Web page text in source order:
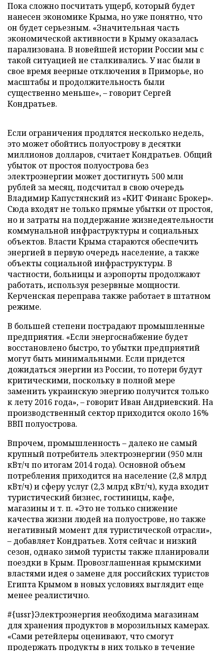
Пока сложно посчитать ущерб, который будет
нанесен экономике Крыма, но уже понятно, что
он будет серьезным. «Значительная часть
экономической активности в Крыму оказалась
парализована. В новейшей истории России мы с
такой ситуацией не сталкивались. У нас были в
свое время веерные отключения в Приморье, но
масштабы и продолжительность были
существенно меньше», – говорит Сергей
Кондратьев.
Если ограничения продлятся несколько недель,
это может обойтись полуострову в десятки
миллионов долларов, считает Кондратьев. Общий
убыток от простоя полуострова без
электроэнергии может достигнуть 500 млн
рублей за месяц, подсчитал в свою очередь
Владимир Капустянский из «КИТ Финанс Брокер».
Сюда входят не только прямые убытки от простоя,
но и затраты на поддержание жизнедеятельности
коммунальной инфраструктуры и социальных
объектов. Власти Крыма стараются обеспечить
энергией в первую очередь население, а также
объекты социальной инфраструктуры. В
частности, больницы и аэропорты продолжают
работать, используя резервные мощности.
Керченская переправа также работает в штатном
режиме.
В большей степени пострадают промышленные
предприятия. «Если энергоснабжение будет
восстановлено быстро, то убытки предприятий
могут быть минимальными. Если придется
дожидаться энергии из России, то потери будут
критическими, поскольку в полной мере
заменить украинскую энергию получится только
к лету 2016 года», – говорит Иван Андриевский. На
производственный сектор приходится около 16%
ВВП полуострова.
Впрочем, промышленность – далеко не самый
крупный потребитель электроэнергии (950 млн
кВт/ч по итогам 2014 года). Основной объем
потребления приходится на население (2,8 млрд
кВт/ч) и сферу услуг (2,3 млрд кВт/ч), куда входит
туристический бизнес, гостиницы, кафе,
магазины и т. п. «Это не только снижение
качества жизни людей на полуострове, но также
негативный момент для туристической отрасли»,
– добавляет Кондратьев. Хотя сейчас и низкий
сезон, однако зимой туристы также планировали
поездки в Крым. Провозглашенная крымскими
властями идея о замене для российских туристов
Египта Крымом в новых условиях выглядит еще
менее реалистично.
#{ussr}Электроэнергия необходима магазинам
для хранения продуктов в морозильных камерах.
«Сами ретейлеры оценивают, что смогут
продержать продукты в них только в течение